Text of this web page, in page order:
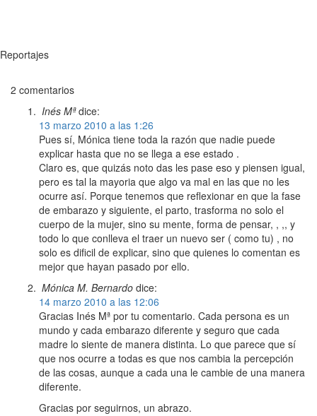
Reportajes
2 comentarios
Inés Mª dice:
13 marzo 2010 a las 1:26
Pues sí, Mónica tiene toda la razón que nadie puede
explicar hasta que no se llega a ese estado .
Claro es, que quizás noto das les pase eso y piensen igual,
pero es tal la mayoria que algo va mal en las que no les
ocurre así. Porque tenemos que reflexionar en que la fase
de embarazo y siguiente, el parto, trasforma no solo el
cuerpo de la mujer, sino su mente, forma de pensar, , ,, y
todo lo que conlleva el traer un nuevo ser ( como tu) , no
solo es dificil de explicar, sino que quienes lo comentan es
mejor que hayan pasado por ello.
Mónica M. Bernardo dice:
14 marzo 2010 a las 12:06
Gracias Inés Mª por tu comentario. Cada persona es un
mundo y cada embarazo diferente y seguro que cada
madre lo siente de manera distinta. Lo que parece que sí
que nos ocurre a todas es que nos cambia la percepción
de las cosas, aunque a cada una le cambie de una manera
diferente.
Gracias por seguirnos, un abrazo.